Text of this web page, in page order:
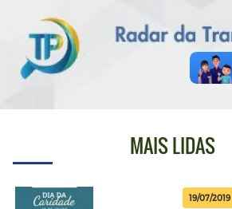
MAIS LIDAS
19/07/2019